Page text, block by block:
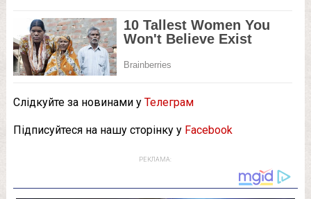
Слідкуйте за новинами у Телеграм
Підписуйтеся на нашу сторінку у Facebook
РЕКЛАМА: